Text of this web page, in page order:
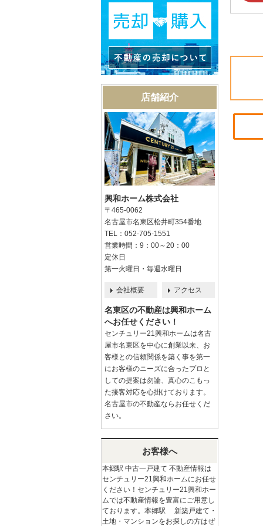
店舗紹介
興和ホーム株式会社
〒465-0062
名古屋市名東区松井町354番地
TEL：052-705-1551
営業時間：9：00～20：00
定休日
第一火曜日・毎週水曜日
会社概要 アクセス
名東区の不動産は興和ホーム
へお任せください！
センチュリー21興和ホームは名古
屋市名東区を中心に創業以来、お
客様との信頼関係を築く事を第一
にお客様のニーズに合ったプロと
しての提案は勿論、真心のこもっ
た接客対応を心掛けております。
名古屋市の不動産ならお任せくだ
さい。
お客様へ
本郷駅 中古一戸建て 不動産情報は
センチュリー21興和ホームにお任せ
ください！センチュリー21興和ホー
ムでは不動産情報を豊富にご用意し
ております。本郷駅 新築戸建て・
土地・マンションをお探しの方はぜ